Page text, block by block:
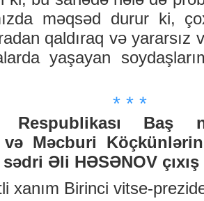
məqsəd durur ki,
qaldıraq və yararsız
yaşayan
* * *
Respublikası Baş
və Məcburi
Əli HƏSƏNOV
xanım Birinci vitse-